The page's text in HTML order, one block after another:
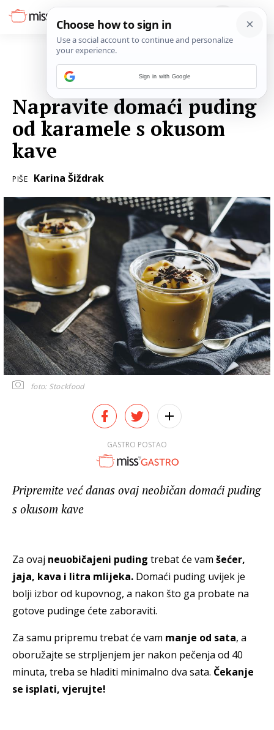
Napravite domaći puding
od karamele s okusom
kave
PIŠE Karina Šiždrak
foto: Stockfood
GASTRO POSTAO
Pripremite već danas ovaj neobičan domaći puding
s okusom kave
Za ovaj neuobičajeni puding trebat će vam šećer,
jaja, kava i litra mlijeka. Domaći puding uvijek je
bolji izbor od kupovnog, a nakon što ga probate na
gotove pudinge ćete zaboraviti.
Za samu pripremu trebat će vam manje od sata, a
oboružajte se strpljenjem jer nakon pečenja od 40
minuta, treba se hladiti minimalno dva sata. Čekanje
se isplati, vjerujte!
Sign in with Google